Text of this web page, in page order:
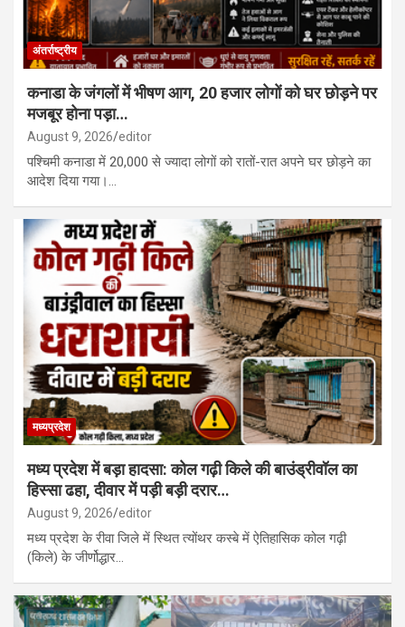
अंतर्राष्ट्रीय
कनाडा के जंगलों में भीषण आग, 20 हजार लोगों को घर छोड़ने पर
मजबूर होना पड़ा…
August 9, 2026 editor
पश्चिमी कनाडा में 20,000 से ज्यादा लोगों को रातों-रात अपने घर छोड़ने का
आदेश दिया गया।…
मध्यप्रदेश
मध्य प्रदेश में बड़ा हादसा: कोल गढ़ी किले की बाउंड्रीवॉल का
हिस्सा ढहा, दीवार में पड़ी बड़ी दरार…
August 9, 2026 editor
मध्य प्रदेश के रीवा जिले में स्थित त्योंथर कस्बे में ऐतिहासिक कोल गढ़ी
(किले) के जीर्णोद्धार…